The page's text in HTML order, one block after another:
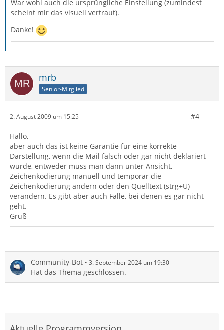
War wohl auch die ursprüngliche Einstellung (zumindest
scheint mir das visuell vertraut).
Danke!
mrb
Senior-Mitglied
2. August 2009 um 15:25 #4
Hallo,
aber auch das ist keine Garantie für eine korrekte
Darstellung, wenn die Mail falsch oder gar nicht deklariert
wurde, entweder muss man dann unter Ansicht,
Zeichenkodierung manuell und temporär die
Zeichenkodierung ändern oder den Quelltext (strg+U)
verändern. Es gibt aber auch Fälle, bei denen es gar nicht
geht.
Gruß
Community-Bot 3. September 2024 um 19:30
Hat das Thema geschlossen.